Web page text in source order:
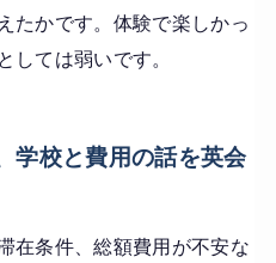
たかです。体験で楽しかっ
しては弱いです。
学校と費用の話を英会
在条件、総額費用が不安な